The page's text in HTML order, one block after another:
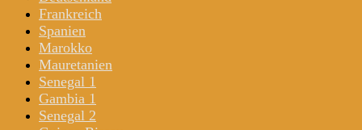
Frankreich
Spanien
Marokko
Mauretanien
Senegal 1
Gambia 1
Senegal 2